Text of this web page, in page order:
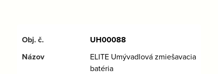
UH00088
ELITE Umývadlová zmiešavacia
batéria